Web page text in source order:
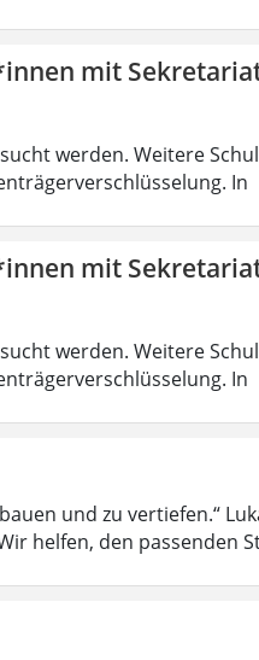
mit
werden. Weitere
In
mit
werden. Weitere
In
und zu vertiefen.“
helfen, den passenden